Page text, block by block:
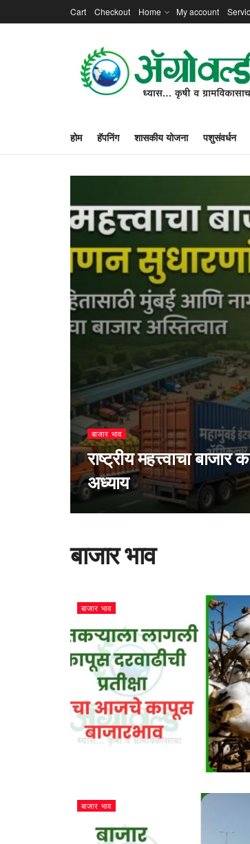
Cart Checkout Home My account
होम हॅपनिंग शासकीय योजना पशुसंवर्धन
बाजार भाव
राष्ट्रीय महत्त्वाचा
अध्याय
बाजार भाव
बाजार भाव
बाजार भाव